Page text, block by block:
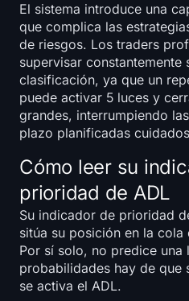
El sistema introduce una
que complica las
de riesgos. Los traders
supervisar constantemente
clasificación, ya que un
puede activar 5 luces y
grandes, interrumpiendo
plazo planificadas
Cómo leer su
prioridad de ADL
Su indicador de prioridad
sitúa su posición en la
Por sí solo, no predice
probabilidades hay de que
se activa el ADL.